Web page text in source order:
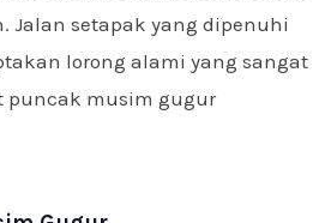
Jalan setapak yang dipenuhi
lorong alami yang sangat
puncak musim gugur